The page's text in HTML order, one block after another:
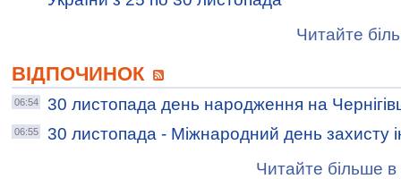
Читайте
ВІДПОЧИНОК
06:54 30 листопада день народження на
06:55
30 листопада - Міжнародний день захисту
Читайте більше в